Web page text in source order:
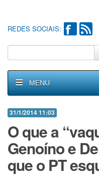
REDES SOCIAIS:
MENU
31/1/2014 11:03
O que a
Genoíno e
que o PT